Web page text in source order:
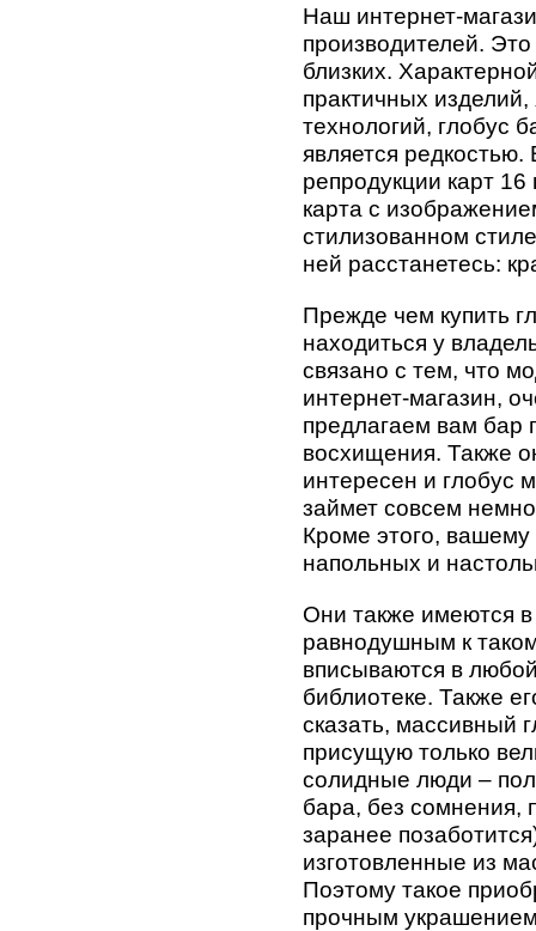
Наш интернет-
производителей.
близких.
практичных
технологий, глобус
является
репродукции карт
карта с
стилизованном
ней расстанетесь:
Прежде чем купить
находиться у
связано с тем, что
интернет-магазин,
предлагаем вам бар
восхищения. Также
интересен и глобус
займет совсем
Кроме этого,
напольных и
Они также имеются в
равнодушным к
вписываются в
библиотеке. Также
сказать, массивный
присущую только
солидные люди –
бара, без сомнения,
заранее
изготовленные из
Поэтому такое
прочным украшением